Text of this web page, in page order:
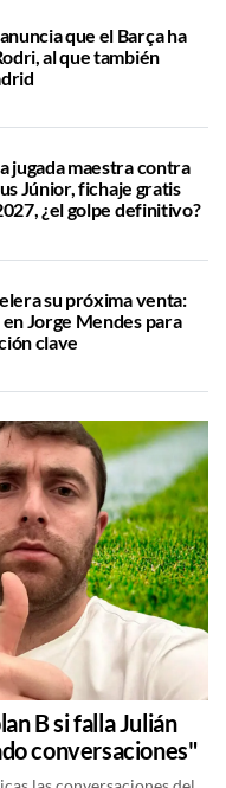
que el Barça ha
al que también
jugada maestra contra
Júnior, fichaje gratis
¿el golpe definitivo?
su próxima venta:
Jorge Mendes para
clave
B si falla Julián
conversaciones"